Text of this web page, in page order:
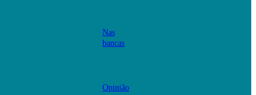
Nas
bancas
Opinião